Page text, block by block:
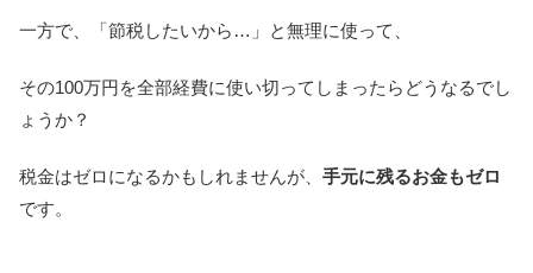
一方で、「節税したいから…」と無理に使って、
その100万円を全部経費に使い切ってしまったらどうなるでし
ょうか？
税金はゼロになるかもしれませんが、 手元に残るお金もゼロ
です。